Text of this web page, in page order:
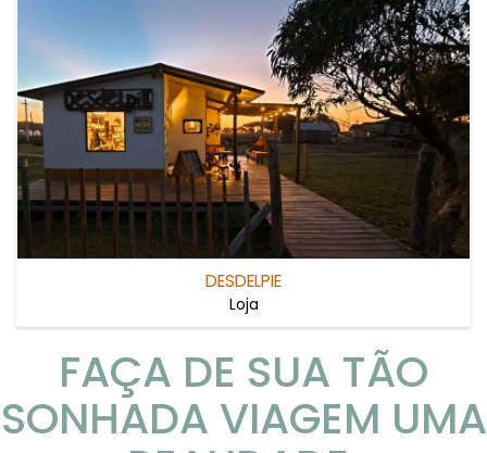
DESDELPIE
Loja
FAÇA DE SUA TÃO
SONHADA VIAGEM UMA